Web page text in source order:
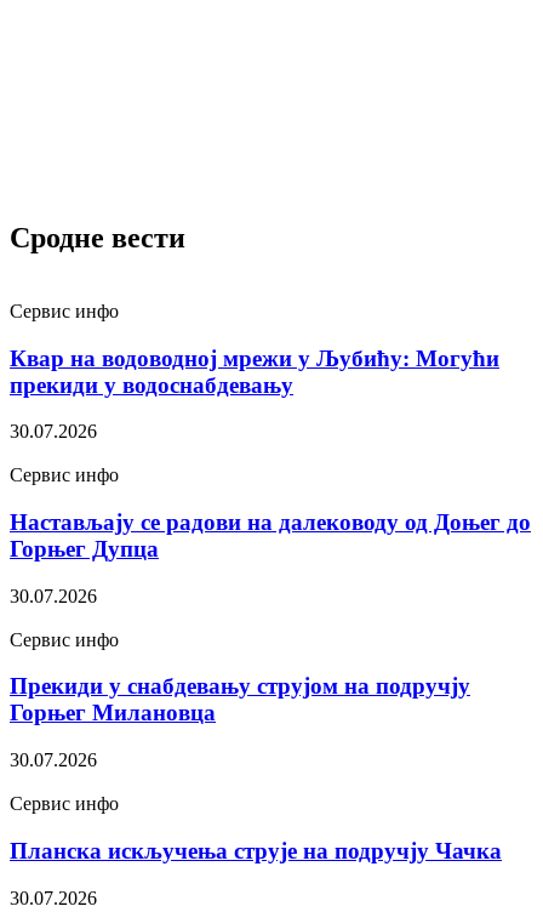
Сродне вести
Сервис инфо
Квар на водоводној мрежи у Љубићу: Могући
прекиди у водоснабдевању
30.07.2026
Сервис инфо
Настављају се радови на далеководу од Доњег до
Горњег Дупца
30.07.2026
Сервис инфо
Прекиди у снабдевању струјом на подручју
Горњег Милановца
30.07.2026
Сервис инфо
Планска искључења струје на подручју Чачка
30.07.2026